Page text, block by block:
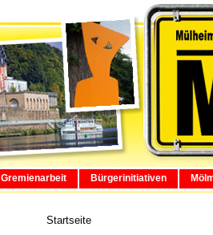
Gremienarbeit Bürgerinitiativen
Startseite